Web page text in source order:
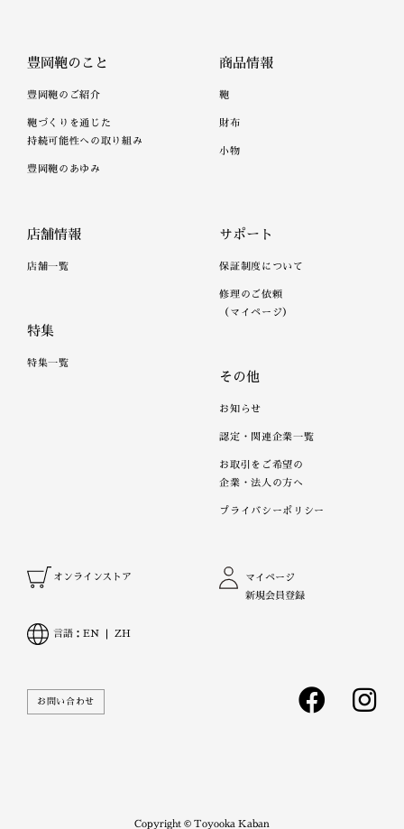
豊岡鞄のこと
豊岡鞄のご紹介
鞄づくりを通じた
持続可能性への取り組み
豊岡鞄のあゆみ
商品情報
鞄
財布
小物
店舗情報
店舗一覧
特集
特集一覧
サポート
保証制度について
修理のご依頼
（マイページ）
その他
お知らせ
認定・関連企業一覧
お取引をご希望の
企業・法人の方へ
プライバシーポリシー
オンラインストア
マイページ
新規会員登録
言語： EN ZH
お問い合わせ
Copyright © Toyooka Kaban